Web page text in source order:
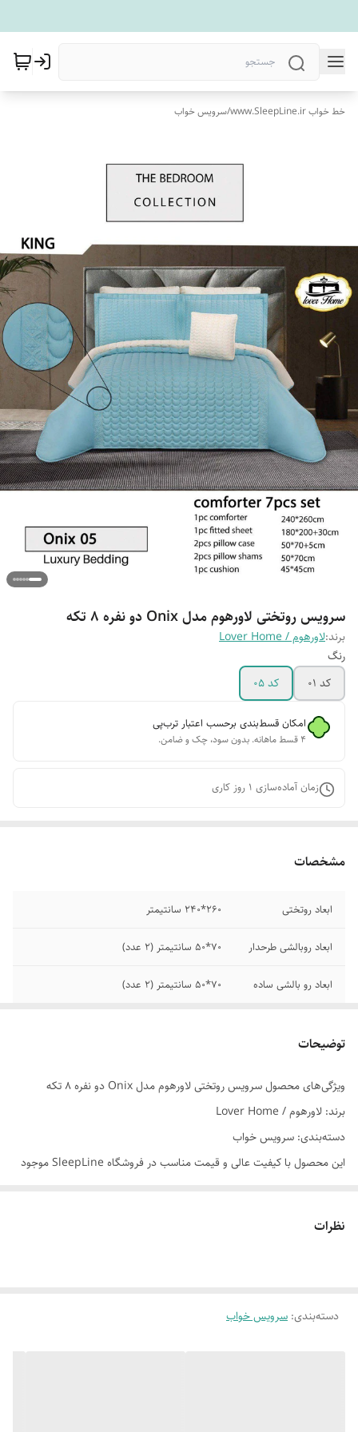
خط خواب www.SleepLine.ir /سرویس خواب
سرویس روتختی لاورهوم مدل Onix دو نفره 8 تکه
برند:لاورهوم / Lover Home
رنگ
کد 01
کد 05
امکان قسط‌بندی برحسب اعتبار ترب‌پی
۴ قسط ماهانه. بدون سود، چک و ضامن.
زمان آماده‌سازی 1 روز کاری
مشخصات
ابعاد روتختی 260*240 سانتیمتر
ابعاد روبالشی طرحدار 70*50 سانتیمتر (2 عدد)
ابعاد رو بالشی ساده 70*50 سانتیمتر (2 عدد)
کشدوزی
سایر توضیحات این روتختی به صورت دورو می باشد.
تعداد تکه
توضیحات
ویژگی‌های محصول سرویس روتختی لاورهوم مدل Onix دو نفره 8 تکه
برند: لاورهوم / Lover Home
دسته‌بندی: سرویس خواب
این محصول با کیفیت عالی و قیمت مناسب در فروشگاه SleepLine موجود
نظرات
دسته‌بندی: سرویس خواب